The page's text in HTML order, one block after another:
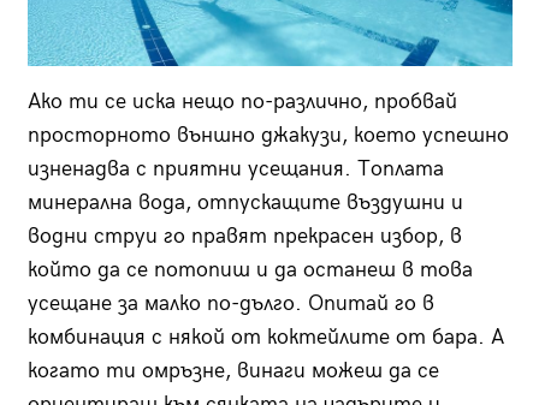
Ако ти се иска нещо по-различно, пробвай
просторното външно джакузи, което успешно
изненадва с приятни усещания. Топлата
минерална вода, отпускащите въздушни и
водни струи го правят прекрасен избор, в
който да се потопиш и да останеш в това
усещане за малко по-дълго. Опитай го в
комбинация с някой от коктейлите от бара. А
когато ти омръзне, винаги можеш да се